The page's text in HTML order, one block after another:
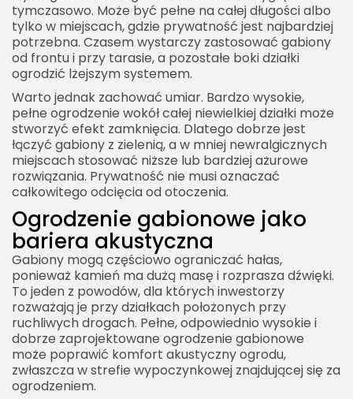
tymczasowo. Może być pełne na całej długości albo
tylko w miejscach, gdzie prywatność jest najbardziej
potrzebna. Czasem wystarczy zastosować gabiony
od frontu i przy tarasie, a pozostałe boki działki
ogrodzić lżejszym systemem.
Warto jednak zachować umiar. Bardzo wysokie,
pełne ogrodzenie wokół całej niewielkiej działki może
stworzyć efekt zamknięcia. Dlatego dobrze jest
łączyć gabiony z zielenią, a w mniej newralgicznych
miejscach stosować niższe lub bardziej ażurowe
rozwiązania. Prywatność nie musi oznaczać
całkowitego odcięcia od otoczenia.
Ogrodzenie gabionowe jako
bariera akustyczna
Gabiony mogą częściowo ograniczać hałas,
ponieważ kamień ma dużą masę i rozprasza dźwięki.
To jeden z powodów, dla których inwestorzy
rozważają je przy działkach położonych przy
ruchliwych drogach. Pełne, odpowiednio wysokie i
dobrze zaprojektowane ogrodzenie gabionowe
może poprawić komfort akustyczny ogrodu,
zwłaszcza w strefie wypoczynkowej znajdującej się za
ogrodzeniem.